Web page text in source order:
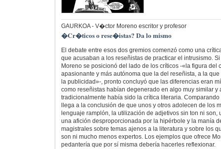
GAURKOA- V�ctor Moreno escritor y profesor
�Cr�ticos o rese�istas? Da lo mismo
El debate entre esos dos gremios comenzó como una
que acusaban a los reseñistas de practicar el intrusismo.
Moreno se posicionó del lado de los críticos -«la figura del
apasionante y más autónoma que la del reseñista, a la
la publicidad»-, pronto concluyó que las diferencias eran
como reseñistas habían degenerado en algo muy similar y
tradicionalmente había sido la crítica literaria.
llega a la conclusión de que unos y otros adolecen de los
lenguaje ramplón, la utilización de adjetivos sin ton ni son,
una afición desproporcionada por la hipérbole y la manía
magistrales sobre temas ajenos a la literatura y sobre los
son ni mucho menos expertos. Los ejemplos que ofrece
pedantería que por sí misma debería hacerles reflexionar.